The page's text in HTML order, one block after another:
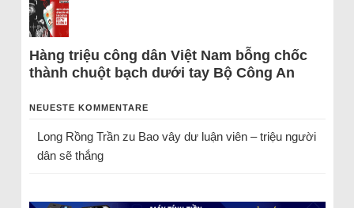
Hàng triệu công dân Việt Nam bỗng chốc
thành chuột bạch dưới tay Bộ Công An
NEUESTE KOMMENTARE
Long Rồng Trầnzu Bao vây dư luận viên – triệu người
dân sẽ thắng